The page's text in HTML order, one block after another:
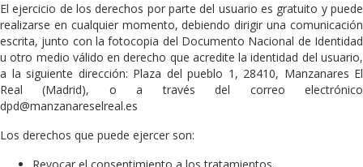
El ejercicio de los derechos por parte del usuario es gratuito y puede
realizarse en cualquier momento, debiendo dirigir una comunicación
escrita, junto con la fotocopia del Documento Nacional de Identidad
u otro medio válido en derecho que acredite la identidad del usuario,
a la siguiente dirección: Plaza del pueblo 1, 28410, Manzanares El
Real (Madrid), o a través del correo electrónico
dpd@manzanareselreal.es
Los derechos que puede ejercer son: